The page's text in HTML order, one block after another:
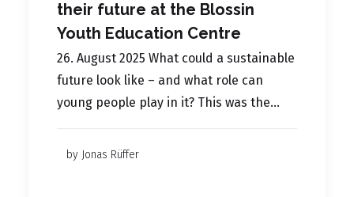
their future at the Blossin
Youth Education Centre
26. August 2025 What could a sustainable
future look like – and what role can
young people play in it? This was the…
by Jonas Rüffer